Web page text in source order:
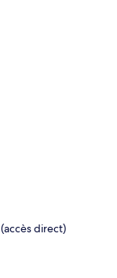
direct)